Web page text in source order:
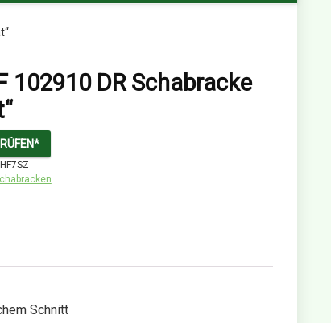
102910 DR Schabracke
Schnitt